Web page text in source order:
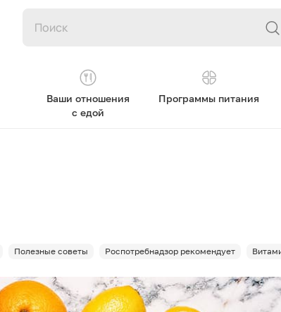
Ваши отношения
с едой
Программы питания
Полезные советы Роспотребнадзор рекомендует